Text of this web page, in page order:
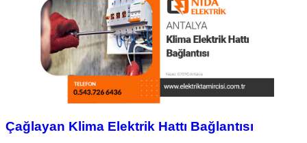
Çağlayan Klima Elektrik Hattı Bağlantısı